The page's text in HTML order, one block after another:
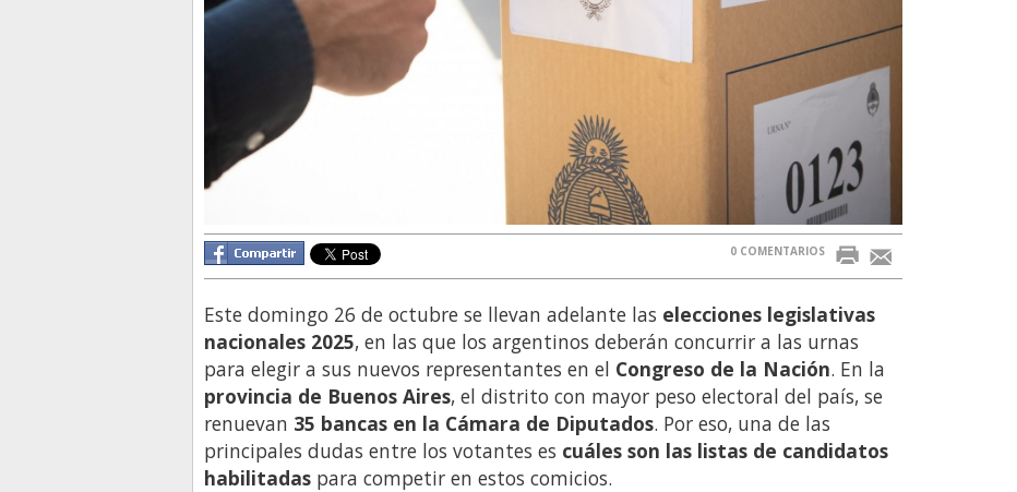
0 COMENTARIOS
Este domingo 26 de octubre se llevan adelante las elecciones legislativas
nacionales 2025, en las que los argentinos deberán concurrir a las urnas
para elegir a sus nuevos representantes en el Congreso de la Nación. En la
provincia de Buenos Aires, el distrito con mayor peso electoral del país, se
renuevan 35 bancas en la Cámara de Diputados. Por eso, una de las
principales dudas entre los votantes es cuáles son las listas de candidatos
habilitadas para competir en estos comicios.